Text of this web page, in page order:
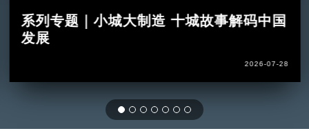
系列专题｜小城大制造 十城故事解码中国
发展
2026-07-28